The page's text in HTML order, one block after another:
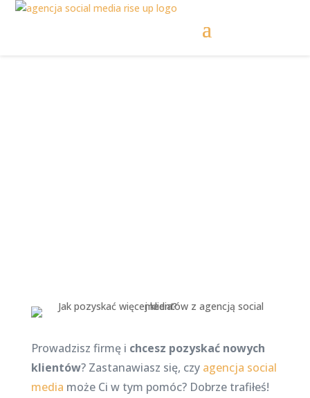
Prowadzisz firmę i chcesz pozyskać nowych
klientów? Zastanawiasz się, czy agencja social
media może Ci w tym pomóc? Dobrze trafiłeś!